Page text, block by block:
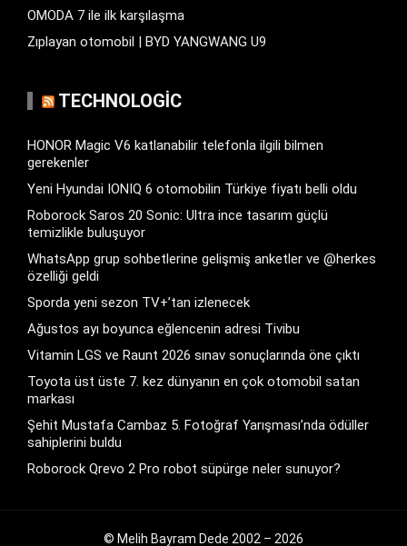
OMODA 7 ile ilk karşılaşma
Zıplayan otomobil | BYD YANGWANG U9
TECHNOLOGIC
HONOR Magic V6 katlanabilir telefonla ilgili bilmen
gerekenler
Yeni Hyundai IONIQ 6 otomobilin Türkiye fiyatı belli oldu
Roborock Saros 20 Sonic: Ultra ince tasarım güçlü
temizlikle buluşuyor
WhatsApp grup sohbetlerine gelişmiş anketler ve @herkes
özelliği geldi
Sporda yeni sezon TV+’tan izlenecek
Ağustos ayı boyunca eğlencenin adresi Tivibu
Vitamin LGS ve Raunt 2026 sınav sonuçlarında öne çıktı
Toyota üst üste 7. kez dünyanın en çok otomobil satan
markası
Şehit Mustafa Cambaz 5. Fotoğraf Yarışması’nda ödüller
sahiplerini buldu
Roborock Qrevo 2 Pro robot süpürge neler sunuyor?
© Melih Bayram Dede 2002 – 2026